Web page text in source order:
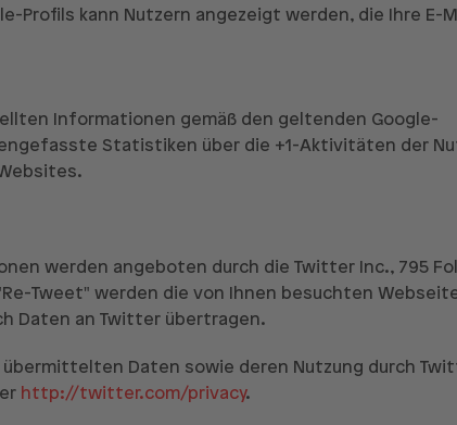
Profils kann Nutzern angezeigt werden, die Ihre E-
Informationen gemäß den geltenden Google-
Statistiken über die +1-Aktivitäten der
werden angeboten durch die Twitter Inc., 795
Tweet" werden die von Ihnen besuchten
Daten an Twitter übertragen.
Daten sowie deren Nutzung durch
http://twitter.com/privacy.